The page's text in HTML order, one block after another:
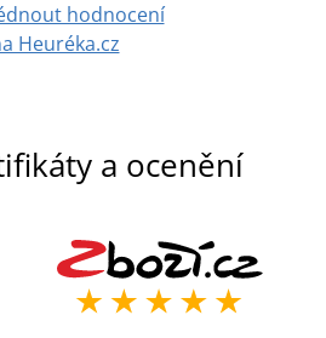
hodnocení
Heuréka.cz
a ocenění